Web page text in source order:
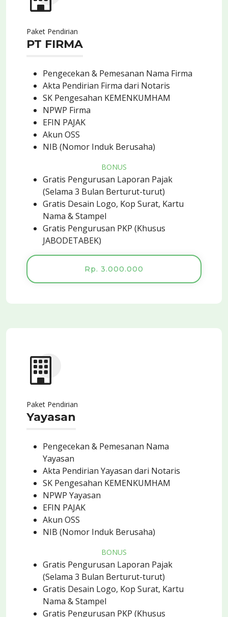
Paket Pendirian
PT FIRMA
Pengecekan & Pemesanan Nama Firma
Akta Pendirian Firma dari Notaris
SK Pengesahan KEMENKUMHAM
NPWP Firma
EFIN PAJAK
Akun OSS
NIB (Nomor Induk Berusaha)
BONUS
Gratis Pengurusan Laporan Pajak
(Selama 3 Bulan Berturut-turut)
Gratis Desain Logo, Kop Surat, Kartu
Nama & Stampel
Gratis Pengurusan PKP (Khusus
JABODETABEK)
Rp. 3.000.000
Paket Pendirian
Yayasan
Pengecekan & Pemesanan Nama
Yayasan
Akta Pendirian Yayasan dari Notaris
SK Pengesahan KEMENKUMHAM
NPWP Yayasan
EFIN PAJAK
Akun OSS
NIB (Nomor Induk Berusaha)
BONUS
Gratis Pengurusan Laporan Pajak
(Selama 3 Bulan Berturut-turut)
Gratis Desain Logo, Kop Surat, Kartu
Nama & Stampel
Gratis Pengurusan PKP (Khusus